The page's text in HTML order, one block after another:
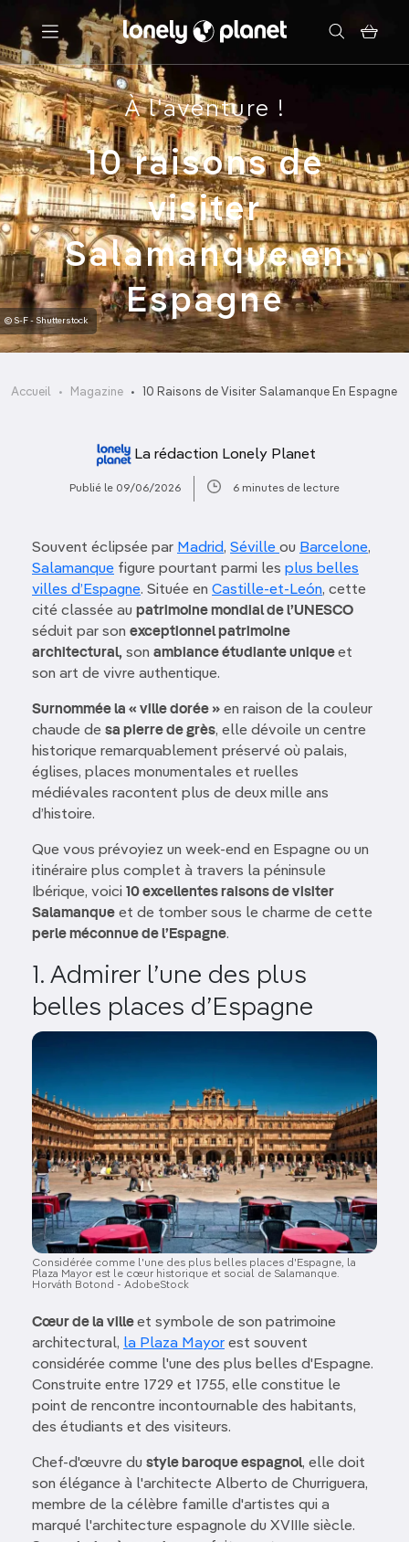
Menu
Votre recherche
À l'aventure !
10 raisons de
visiter
Salamanque en
Espagne
© S-F - Shutterstock
Accueil Magazine 10 Raisons de Visiter Salamanque En Espagne
La rédaction Lonely Planet
Publié le 09/06/2026 6 minutes de lecture
Souvent éclipsée par Madrid, Séville ou Barcelone,
Salamanque figure pourtant parmi les plus belles
villes d’Espagne. Située en Castille-et-León, cette
cité classée au patrimoine mondial de l’UNESCO
séduit par son exceptionnel patrimoine
architectural, son ambiance étudiante uniqueet
son art de vivre authentique.
Surnommée la « ville dorée » en raison de la couleur
chaude de sa pierre de grès, elle dévoile un centre
historique remarquablement préservé où palais,
églises, places monumentales et ruelles
médiévales racontent plus de deux mille ans
d’histoire.
Que vous prévoyiez un week-end en Espagne ou un
itinéraire plus complet à travers la péninsule
Ibérique, voici 10 excellentes raisons de visiter
Salamanque et de tomber sous le charme de cette
perle méconnue de l’Espagne.
1. Admirer l’une des plus
belles places d’Espagne
Image
Considérée comme l'une des plus belles places d'Espagne, la
Plaza Mayor est le cœur historique et social de Salamanque.
Horváth Botond - AdobeStock
Cœur de la villeet symbole de son patrimoine
architectural, la Plaza Mayor est souvent
considérée comme l'une des plus belles d'Espagne.
Construite entre 1729 et 1755, elle constitue le
point de rencontre incontournable des habitants,
des étudiants et des visiteurs.
Chef-d'œuvre du style baroque espagnol, elle doit
son élégance à l'architecte Alberto de Churriguera,
membre de la célèbre famille d'artistes qui a
marqué l'architecture espagnole du XVIIIe siècle.